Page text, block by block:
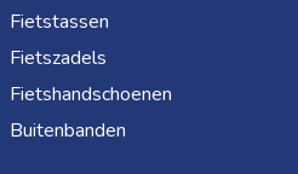
Fietstassen
Fietszadels
Fietshandschoenen
Buitenbanden